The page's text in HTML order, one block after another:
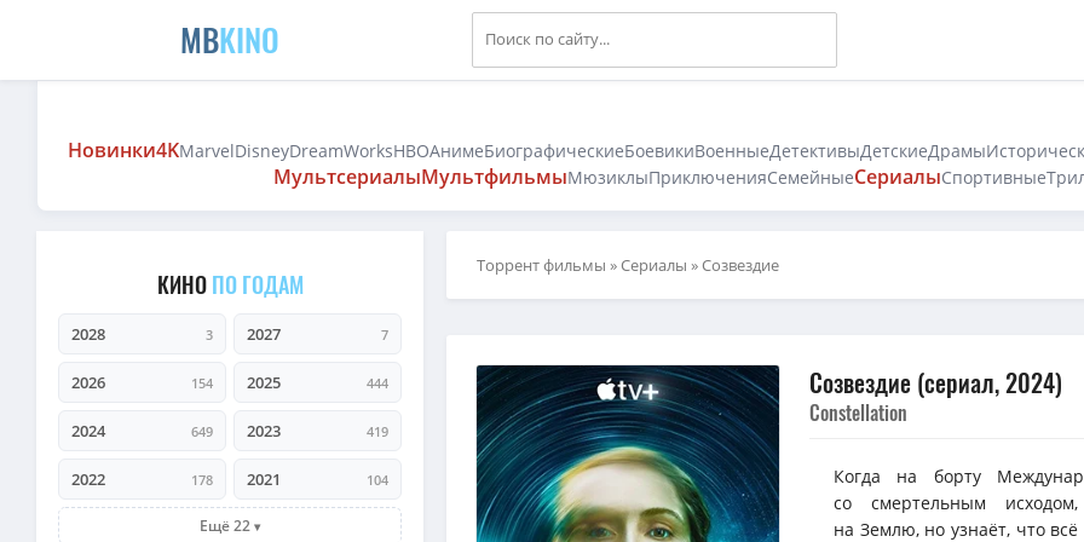
MBKINO
Новинки4KMarvelDisneyDreamWorksHBOАнимеБиографическиеБоевикиВоенныеДетективыДетскиеДрамы
МультсериалыМультфильмыМюзиклыПриключенияСемейныеСериалыСпортивные
КИНОПО ГОДАМ
2028 3 2027 7
2026 154 2025 444
2024 649 2023 419
2022 178 2021 104
Ещё 22
Торрент фильмы »Сериалы » Созвездие
Созвездие (сериал, 2024)
Constellation
Когда на борту
со смертельным
на Землю, но узнаёт, что